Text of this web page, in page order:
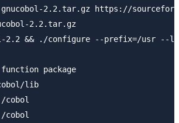
2.2.tar.gz https://
2.2.tar.gz
2.2 && ./configure --prefix=/usr --
package
lib
/cobol
/cobol